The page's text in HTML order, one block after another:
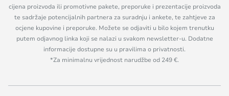
cijena proizvoda ili promotivne pakete, preporuke i prezentacije proizvoda
te sadržaje potencijalnih partnera za suradnju i ankete, te zahtjeve za
ocjene kupovine i preporuke. Možete se odjaviti u bilo kojem trenutku
putem odjavnog linka koji se nalazi u svakom newsletter-u. Dodatne
informacije dostupne su u pravilima o privatnosti.
*Za minimalnu vrijednost narudžbe od 249 €.